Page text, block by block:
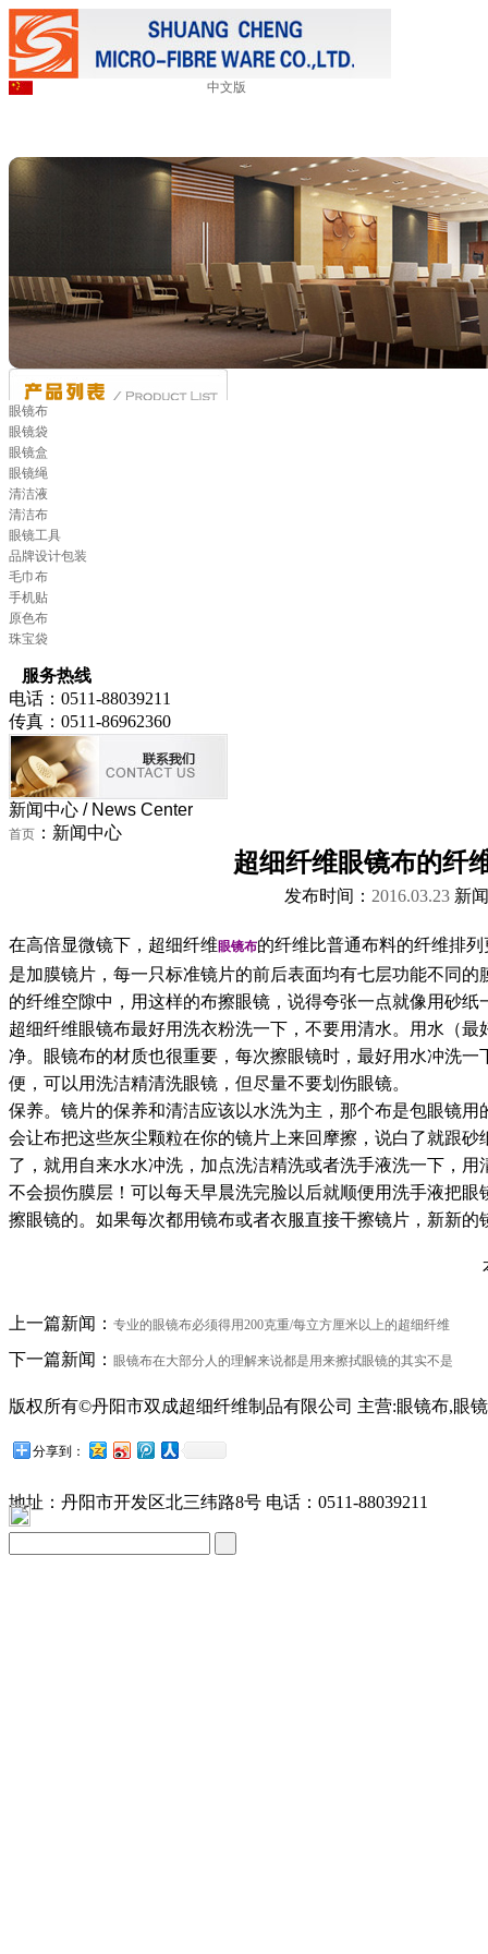
中文版
眼镜布
眼镜袋
眼镜盒
眼镜绳
清洁液
清洁布
眼镜工具
品牌设计包装
毛巾布
手机贴
原色布
珠宝袋
服务热线
电话：0511-88039211
传真：0511-86962360
新闻中心 / News Center
首页 ：新闻中心
超细纤维眼镜布的纤
发布时间： 2016.03.23 新
在高倍显微镜下，超细纤维 眼镜布的纤维比普通布料的纤维排
是加膜镜片，每一只标准镜片的前后表面均有七层功能不同
的纤维空隙中，用这样的布擦眼镜，说得夸张一点就像用砂
超细纤维眼镜布最好用洗衣粉洗一下，不要用清水。用水（
净。眼镜布的材质也很重要，每次擦眼镜时，最好用水冲洗
便，可以用洗洁精清洗眼镜，但尽量不要划伤眼镜。
保养。镜片的保养和清洁应该以水洗为主，那个布是包眼镜
会让布把这些灰尘颗粒在你的镜片上来回摩擦，说白了就跟
了，就用自来水水冲洗，加点洗洁精洗或者洗手液洗一下，
不会损伤膜层！可以每天早晨洗完脸以后就顺便用洗手液把
擦眼镜的。如果每次都用镜布或者衣服直接干擦镜片，新新
上一篇新闻： 专业的眼镜布必须得用200克重/每立方厘米以上的超细纤维
下一篇新闻： 眼镜布在大部分人的理解来说都是用来擦拭眼镜的其实不是
版权所有©丹阳市双成超细纤维制品有限公司 主营:眼镜布,眼
分享到：
地址：丹阳市开发区北三纬路8号 电话：0511-88039211